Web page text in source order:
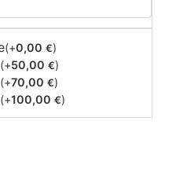
(+0,00 €)
(+50,00 €)
(+70,00 €)
(+100,00 €)